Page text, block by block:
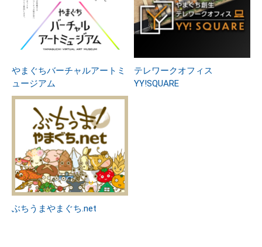
やまぐちバーチャルアートミ
ュージアム
テレワークオフィス
YY!SQUARE
ぶちうまやまぐち.net